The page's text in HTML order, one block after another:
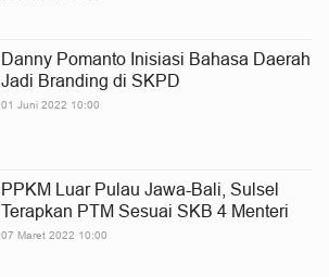
Danny Pomanto Inisiasi Bahasa Daerah
Jadi Branding di SKPD
01 Juni 2022 10:00
PPKM Luar Pulau Jawa-Bali, Sulsel
Terapkan PTM Sesuai SKB 4 Menteri
07 Maret 2022 10:00